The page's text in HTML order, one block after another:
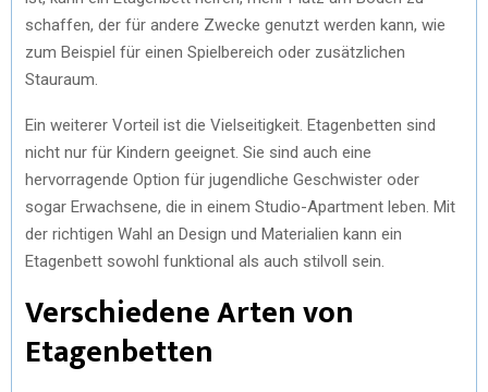
schaffen, der für andere Zwecke genutzt werden kann, wie
zum Beispiel für einen Spielbereich oder zusätzlichen
Stauraum.
Ein weiterer Vorteil ist die Vielseitigkeit. Etagenbetten sind
nicht nur für Kindern geeignet. Sie sind auch eine
hervorragende Option für jugendliche Geschwister oder
sogar Erwachsene, die in einem Studio-Apartment leben. Mit
der richtigen Wahl an Design und Materialien kann ein
Etagenbett sowohl funktional als auch stilvoll sein.
Verschiedene Arten von
Etagenbetten